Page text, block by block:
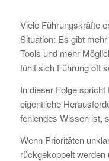
Viele Führungskräfte
Situation: Es gibt
Tools und mehr
fühlt sich Führung oft
In dieser Folge
eigentliche
fehlendes Wissen ist,
Wenn Prioritäten
rückgekoppelt werden